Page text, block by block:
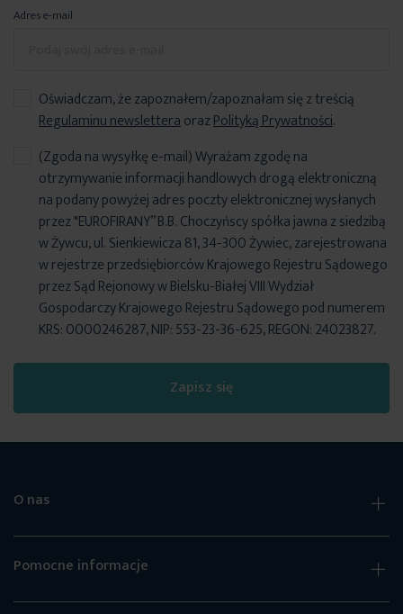
Adres e-mail
Oświadczam, że zapoznałem/zapoznałam się z treścią
Regulaminu newsletteraorazPolityką Prywatności.
Zapisz się
(Zgoda na wysyłkę e-mail) Wyrażam zgodę na
otrzymywanie informacji handlowych drogą elektroniczną
na podany powyżej adres poczty elektronicznej wysłanych
przez "EUROFIRANY” B.B. Choczyńscy spółka jawna z siedzibą
w Żywcu, ul. Sienkiewicza 81, 34-300 Żywiec, zarejestrowana
w rejestrze przedsiębiorców Krajowego Rejestru Sądowego
przez Sąd Rejonowy w Bielsku-Białej VIII Wydział
Gospodarczy Krajowego Rejestru Sądowego pod numerem
KRS: 0000246287, NIP: 553-23-36-625, REGON: 24023827.
O nas
Pomocne informacje